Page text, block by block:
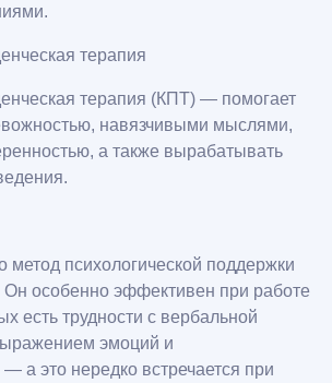
терапия
терапия (КПТ) — помогает
навязчивыми мыслями,
а также вырабатывать
метод психологической поддержки
Он особенно эффективен при работе
есть трудности с вербальной
эмоций и
а это нередко встречается при